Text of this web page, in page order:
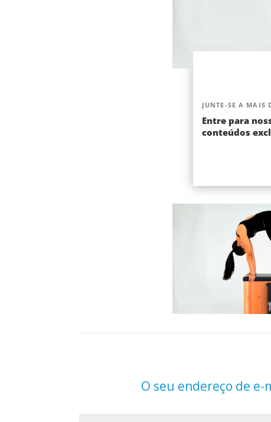
JUNTE-SE A MAIS
Entre para
conteúdos
O seu endereço de